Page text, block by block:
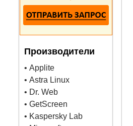
Производители
• Applite
• Astra Linux
• Dr. Web
• GetScreen
• Kaspersky Lab